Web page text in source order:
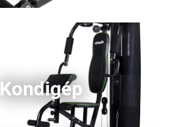
Kondigép